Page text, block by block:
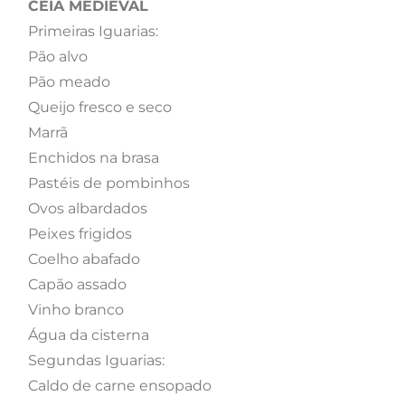
CEIA MEDIEVAL
Primeiras Iguarias:
Pão alvo
Pão meado
Queijo fresco e seco
Marrã
Enchidos na brasa
Pastéis de pombinhos
Ovos albardados
Peixes frigidos
Coelho abafado
Capão assado
Vinho branco
Água da cisterna
Segundas Iguarias:
Caldo de carne ensopado